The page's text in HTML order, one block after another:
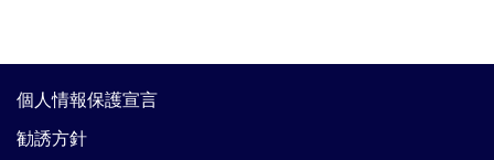
個人情報保護宣言
勧誘方針